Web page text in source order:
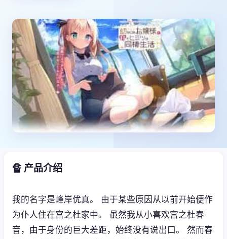
🔏 产品介绍
我的名字是峰岸优真。 由于某些原因从以前开始便作
为仆人住在宫之杜家中。 虽然我从小喜欢宫之杜春
音，由于身份的巨大差距，始终没有说出口。 然而春